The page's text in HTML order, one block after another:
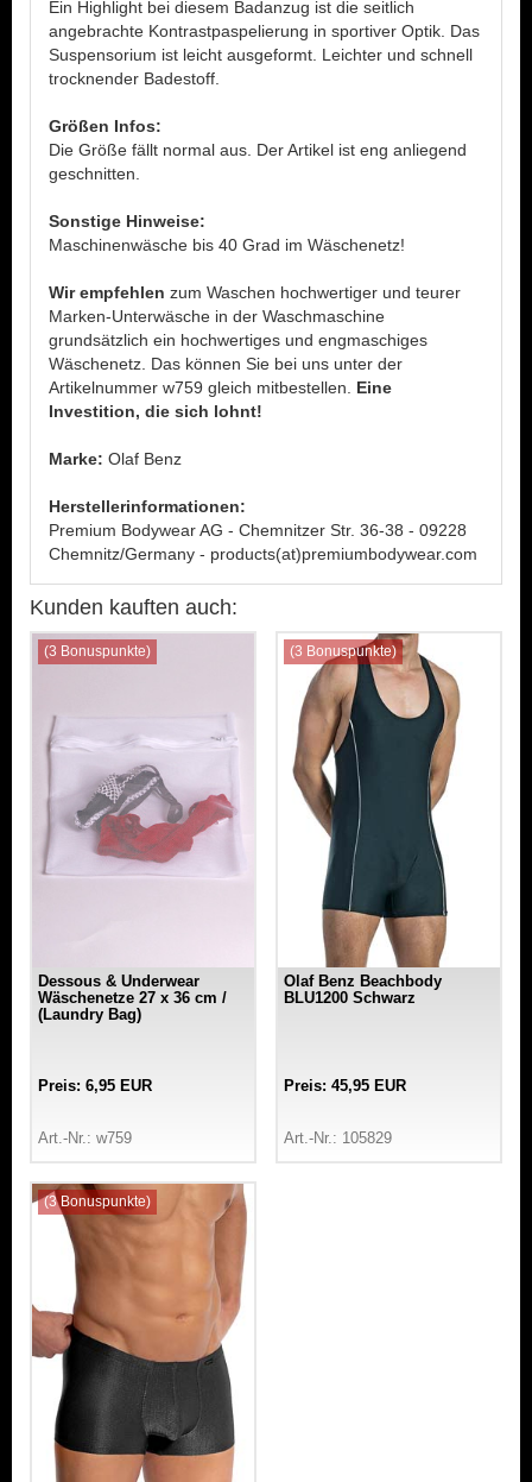
Ein Highlight bei diesem Badanzug ist die seitlich
angebrachte Kontrastpaspelierung in sportiver Optik. Das
Suspensorium ist leicht ausgeformt. Leichter und schnell
trocknender Badestoff.
Größen Infos:
Die Größe fällt normal aus. Der Artikel ist eng anliegend
geschnitten.
Sonstige Hinweise:
Maschinenwäsche bis 40 Grad im Wäschenetz!
Wir empfehlen zum Waschen hochwertiger und teurer
Marken-Unterwäsche in der Waschmaschine
grundsätzlich ein hochwertiges und engmaschiges
Wäschenetz. Das können Sie bei uns unter der
Artikelnummer w759 gleich mitbestellen. Eine
Investition, die sich lohnt!
Marke: Olaf Benz
Herstellerinformationen:
Premium Bodywear AG - Chemnitzer Str. 36-38 - 09228
Chemnitz/Germany - products(at)premiumbodywear.com
Kunden kauften auch:
(3 Bonuspunkte)
Dessous & Underwear
Wäschenetze 27 x 36 cm /
(Laundry Bag)
Preis: 6,95 EUR
Art.-Nr.: w759
(3 Bonuspunkte)
Olaf Benz Beachbody
BLU1200 Schwarz
Preis: 45,95 EUR
Art.-Nr.: 105829
(3 Bonuspunkte)